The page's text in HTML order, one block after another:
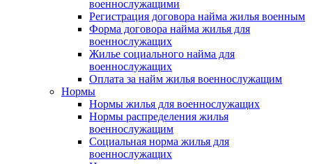
военнослужащими
Регистрация договора найма жилья военным
Форма договора найма жилья для
военнослужащих
Жилье социального найма для
военнослужащих
Оплата за найм жилья военнослужащим
Нормы
Нормы жилья для военнослужащих
Нормы распределения жилья
военнослужащим
Социальная норма жилья для
военнослужащих